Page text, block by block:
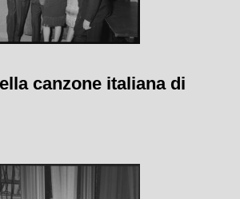
canzone italiana di